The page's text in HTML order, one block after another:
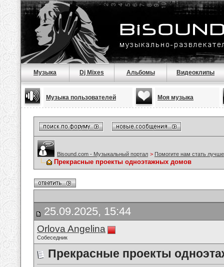
Музыка Dj Mixes Альбомы Видеоклипы
Музыка пользователей Моя музыка
Bisound.com - Музыкальный портал > Помогите нам стать
Прекрасные проекты одноэтажных домов
25.09.2025, 15:44
Orlova Angelina
Собеседник
Прекрасные проекты